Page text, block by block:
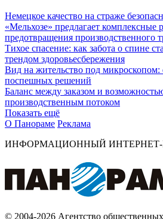
Немецкое качество на страже
«Мельхозе» предлагает комплексные
предотвращения производственного
Тихое спасение: как забота о спине
трендом здоровьесбережения
Вид на жительство под
поспешных решений
Баланс между заказом и
производственным потоком
Показать ещё
О Панораме Реклама
ИНФОРМАЦИОННЫЙ
© 2004-2026 Агентство